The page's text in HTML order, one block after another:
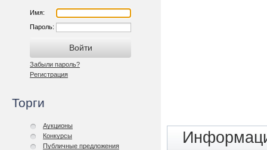
Имя:
Пароль:
Забыли пароль?
Регистрация
Торги
Аукционы
Конкурсы
Публичные предложения